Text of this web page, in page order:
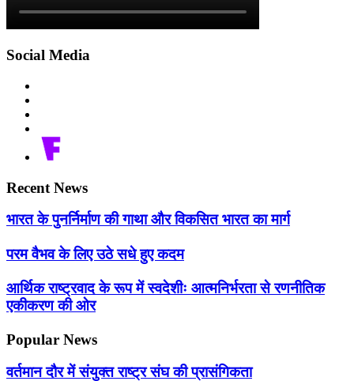
Social Media
Recent News
भारत के पुनर्निर्माण की गाथा और विकसित भारत का मार्ग
परम वैभव के लिए उठे सधे हुए कदम
आर्थिक राष्ट्रवाद के रूप में स्वदेशीः आत्मनिर्भरता से रणनीतिक
एकीकरण की ओर
Popular News
वर्तमान दौर में संयुक्त राष्ट्र संघ की प्रासंगिकता